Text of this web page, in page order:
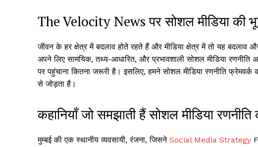
The Velocity News पर सोशल मीडिया की
जीवन के हर क्षेत्र में बदलाव होते रहते हैं और मीडिया क्षेत्र में तो यह बदलाव
अपने लिए सामयिक, तथ्य-आधारित, और प्रभावशाली सोशल मीडिया
पर पहुंचाना कितना जरूरी है। इसलिए, हमने सोशल मीडिया रणनीति फ्रेमवर्क
से जोड़ता है।
कहानियाँ जो समझाती हैं सोशल मीडिया
मुम्बई की एक स्थानीय व्यवसायी, रंजना, जिसने Social Media Strategy